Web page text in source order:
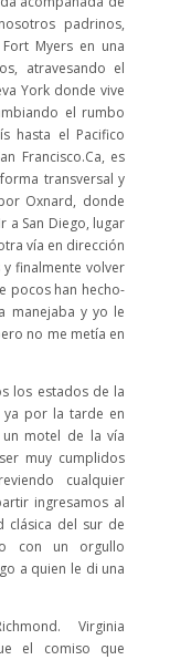
padrinos,
Myers en una
atravesando el
York donde vive
el rumbo
hasta el Pacifico
Francisco.Ca, es
transversal y
Oxnard, donde
a San Diego, lugar
vía en dirección
finalmente volver
pocos han hecho-
manejaba y yo le
no me metía en
los estados de la
ya por la tarde en
motel de la vía
muy cumplidos
cualquier
ingresamos al
clásica del sur de
con un orgullo
a quien le di una
Virginia
el comiso que